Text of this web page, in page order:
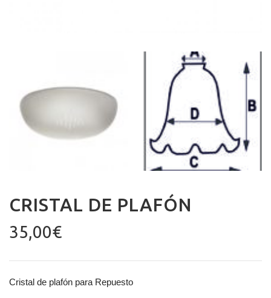
CRISTAL DE PLAFÓN
35,00€
Cristal de plafón para Repuesto